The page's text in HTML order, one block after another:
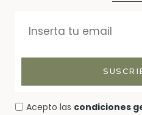
Acepto las condiciones